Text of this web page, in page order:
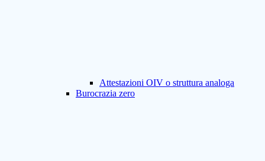
Attestazioni OIV o struttura analoga
Burocrazia zero